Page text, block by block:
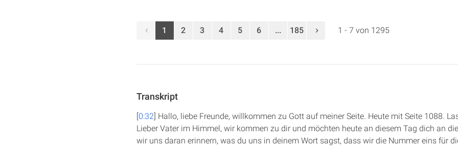
1 2 3 4 5 6 ... 185 1 - 7 von 1295
Transkript
[0:32] Hallo, liebe Freunde, willkommen zu Gott auf meiner Seite. Heute mit Seite 1088.
Lieber Vater im Himmel, wir kommen zu dir und möchten heute an diesem Tag dich an
wir uns daran erinnern, was du uns in deinem Wort sagst, dass wir die Nummer eins für